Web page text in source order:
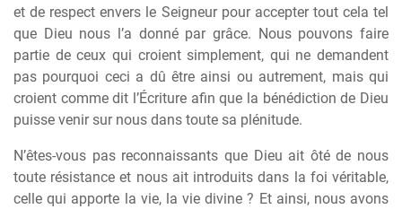
et de respect envers le Seigneur pour accepter tout cela tel
que Dieu nous l’a donné par grâce. Nous pouvons faire
partie de ceux qui croient simplement, qui ne demandent
pas pourquoi ceci a dû être ainsi ou autrement, mais qui
croient comme dit l’Écriture afin que la bénédiction de Dieu
puisse venir sur nous dans toute sa plénitude.
N’êtes-vous pas reconnaissants que Dieu ait ôté de nous
toute résistance et nous ait introduits dans la foi véritable,
celle qui apporte la vie, la vie divine ? Et ainsi, nous avons